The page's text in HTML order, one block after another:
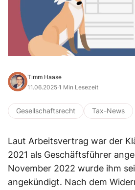
Timm Haase
11.06.2025·1 Min Lesezeit
Gesellschaftsrecht Tax-News
Laut Arbeitsvertrag war der
2021 als Geschäftsführer
November 2022 wurde ihm
angekündigt. Nach dem